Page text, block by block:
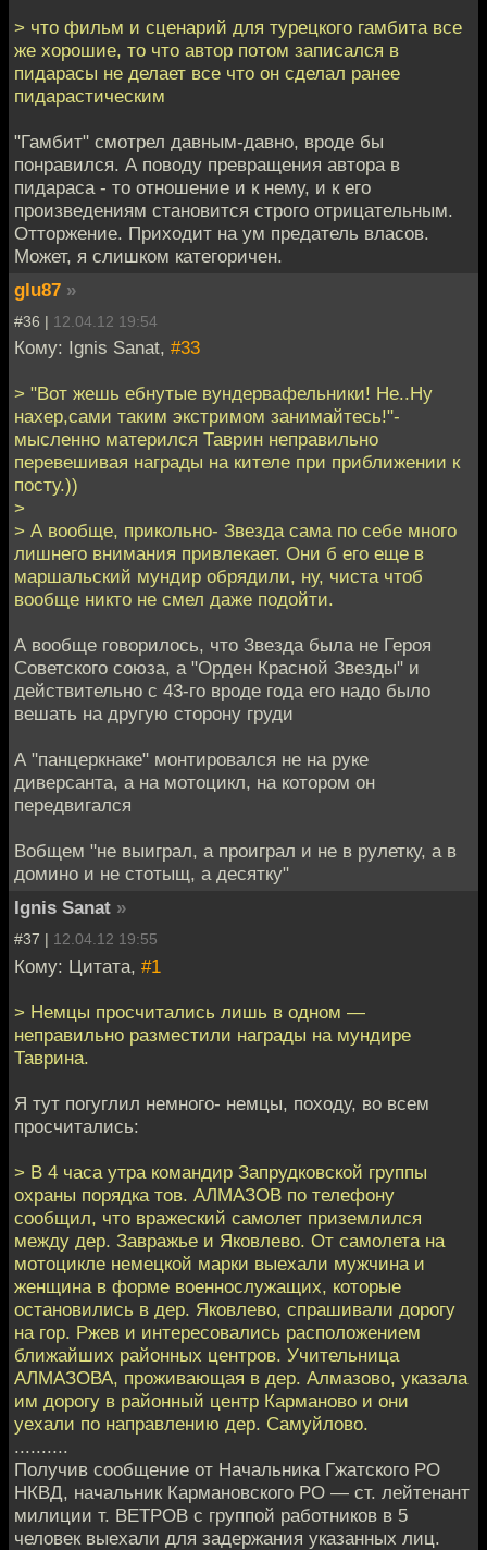
> что фильм и сценарий для турецкого гамбита все
же хорошие, то что автор потом записался в
пидарасы не делает все что он сделал ранее
пидарастическим
"Гамбит" смотрел давным-давно, вроде бы
понравился. А поводу превращения автора в
пидараса - то отношение и к нему, и к его
произведениям становится строго отрицательным.
Отторжение. Приходит на ум предатель власов.
Может, я слишком категоричен.
glu87 »
#36 | 12.04.12 19:54
Кому: Ignis Sanat, #33
> "Вот жешь ебнутые вундервафельники! Не..Ну
нахер,сами таким экстримом занимайтесь!"-
мысленно матерился Таврин неправильно
перевешивая награды на кителе при приближении к
посту.))
>
> А вообще, прикольно- Звезда сама по себе много
лишнего внимания привлекает. Они б его еще в
маршальский мундир обрядили, ну, чиста чтоб
вообще никто не смел даже подойти.
А вообще говорилось, что Звезда была не Героя
Советского союза, а "Орден Красной Звезды" и
действительно с 43-го вроде года его надо было
вешать на другую сторону груди
А "панцеркнаке" монтировался не на руке
диверсанта, а на мотоцикл, на котором он
передвигался
Вобщем "не выиграл, а проиграл и не в рулетку, а в
домино и не стотыщ, а десятку"
Ignis Sanat »
#37 | 12.04.12 19:55
Кому: Цитата, #1
> Немцы просчитались лишь в одном —
неправильно разместили награды на мундире
Таврина.
Я тут погуглил немного- немцы, походу, во всем
просчитались:
> В 4 часа утра командир Запрудковской группы
охраны порядка тов. АЛМАЗОВ по телефону
сообщил, что вражеский самолет приземлился
между дер. Завражье и Яковлево. От самолета на
мотоцикле немецкой марки выехали мужчина и
женщина в форме военно­служащих, которые
остановились в дер. Яковлево, спрашивали дорогу
на гор. Ржев и интересовались расположением
ближайших районных центров. Учительница
АЛМАЗОВА, проживающая в дер. Алмазово, ука­зала
им дорогу в районный центр Карманово и они
уехали по направлению дер. Самуйлово.
..........
Получив сообщение от Начальника Гжатского РО
НКВД, начальник Кармановского РО — ст. лейтенант
милиции т. ВЕТРОВ с группой работников в 5
человек выехали для задержания указанных лиц.